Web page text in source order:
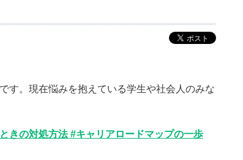
す。現在悩みを抱えている学生や社会人のみな
きの対処方法 #キャリアロードマップの一歩